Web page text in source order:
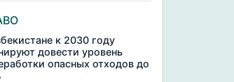
к 2030 году
довести уровень
опасных отходов до